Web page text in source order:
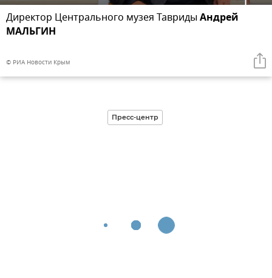
Директор Центрального музея ТавридыАндрей
МАЛЬГИН
© РИА Новости Крым
Пресс-центр